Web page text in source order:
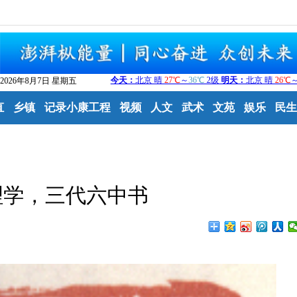
2026年8月7日 星期五
乡镇 记录小康工程 视频 人文 武术 文苑 娱乐 民生
，三代六中书